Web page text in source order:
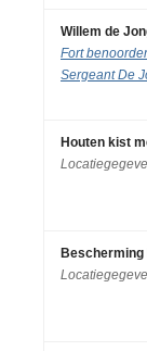
Willem de
Fort
Sergeant De
Houten kist
Bescherming